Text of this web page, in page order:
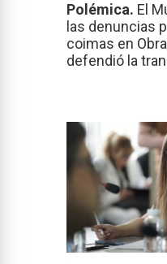
Polémica. El
las denuncias
coimas en
defendió la